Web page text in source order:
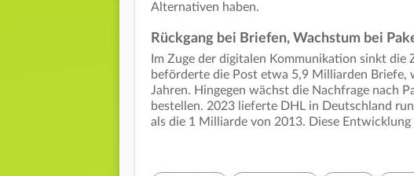
Alternativen haben.
Rückgang bei Briefen, Wachstum bei
Im Zuge der digitalen Kommunikation sinkt die
beförderte die Post etwa 5,9 Milliarden Briefe,
Jahren. Hingegen wächst die Nachfrage nach
bestellen. 2023 lieferte DHL in Deutschland
als die 1 Milliarde von 2013. Diese